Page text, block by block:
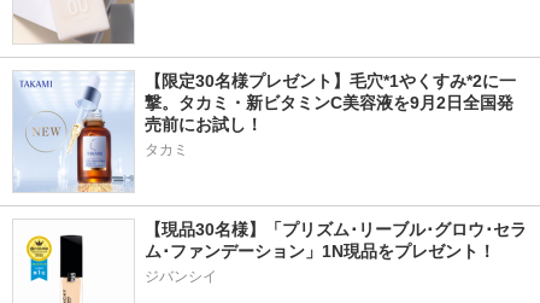
【限定30名様プレゼント】毛穴*1やくすみ*2に一
撃。タカミ・新ビタミンC美容液を9月2日全国発
売前にお試し！
タカミ
【現品30名様】「プリズム･リーブル･グロウ･セラ
ジバンシイ